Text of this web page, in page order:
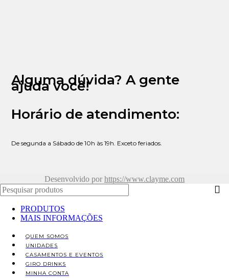
Alguma dúvida? A gente
ajuda você!
Horário de atendimento:
De segunda a Sábado de 10h às 19h. Exceto feriados.
Desenvolvido por https://www.clayme.com
PRODUTOS
MAIS INFORMAÇÕES
QUEM SOMOS
UNIDADES
CASAMENTOS E EVENTOS
GIRO DRINKS
MINHA CONTA